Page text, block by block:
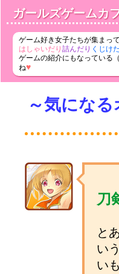
ガールズゲームカ
ゲーム好き女子たちが集まっ
はしゃいだり 詰んだり くじけ
ゲームの紹介にもなっている
ね♥
～気にな
刀
と
い
い